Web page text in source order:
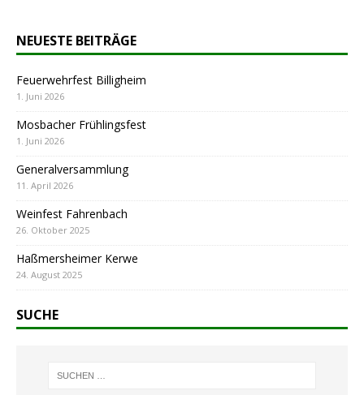
NEUESTE BEITRÄGE
Feuerwehrfest Billigheim
1. Juni 2026
Mosbacher Frühlingsfest
1. Juni 2026
Generalversammlung
11. April 2026
Weinfest Fahrenbach
26. Oktober 2025
Haßmersheimer Kerwe
24. August 2025
SUCHE